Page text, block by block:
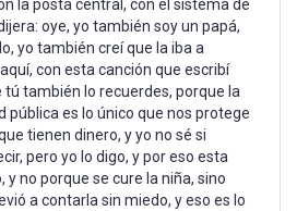
la posta central, con el sistema de
oye, yo también soy un papá,
yo también creí que la iba a
con esta canción que escribí
tú también lo recuerdes, porque la
pública es lo único que nos protege
tienen dinero, y yo no sé si
pero yo lo digo, y por eso esta
y no porque se cure la niña, sino
a contarla sin miedo, y eso es lo